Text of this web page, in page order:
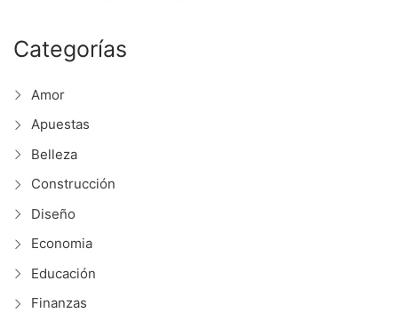
Categorías
Amor
Apuestas
Belleza
Construcción
Diseño
Economia
Educación
Finanzas